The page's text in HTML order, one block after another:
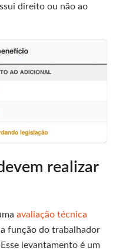
direito ou não ao
realizar
avaliação técnica
função do trabalhador
Esse levantamento é um